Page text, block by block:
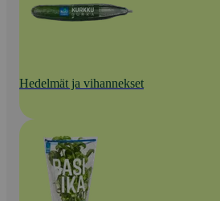
Hedelmät ja vihannekset